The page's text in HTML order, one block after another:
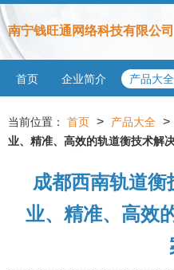
南宁钱旺通网络科技有限公司
首页 企业简介 产品大全
当前位置： 首页 > 产品大全 >
业、精准、高效的轨道衡技术解
成都西南轨道
业、精准、高效